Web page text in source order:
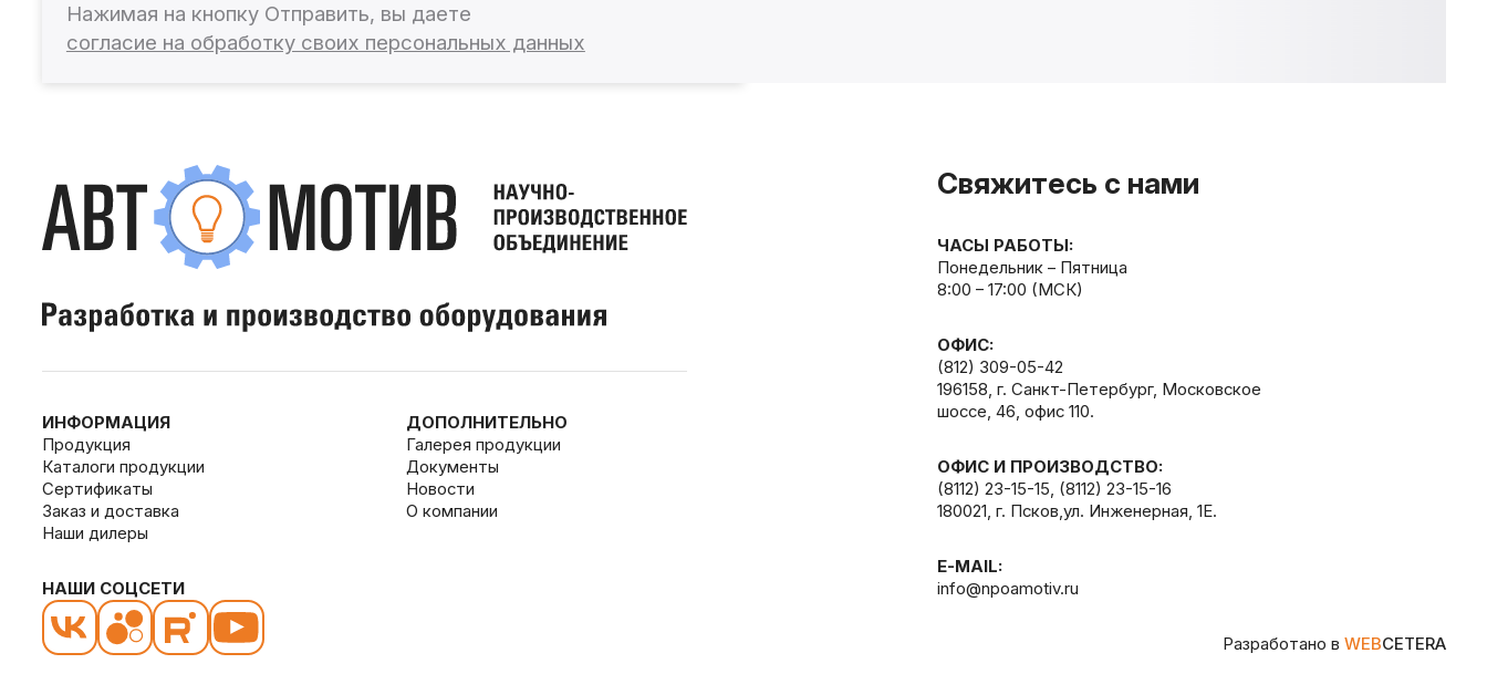
Нажимая на кнопку Отправить, вы даете
согласие на обработку своих персональных данных
ИНФОРМАЦИЯ
Продукция
Каталоги продукции
Сертификаты
Заказ и доставка
Наши дилеры
ДОПОЛНИТЕЛЬНО
Галерея продукции
Документы
Новости
О компании
НАШИ СОЦСЕТИ
Свяжитесь с нами
ЧАСЫ РАБОТЫ:
Понедельник – Пятница
8:00 – 17:00 (МСК)
ОФИС:
(812) 309-05-42
196158, г. Санкт-Петербург, Московское
шоссе, 46, офис 110.
ОФИС И ПРОИЗВОДСТВО:
(8112) 23-15-15, (8112) 23-15-16
180021, г. Псков,ул. Инженерная, 1Е.
E-MAIL:
info@npoamotiv.ru
Разработано в WEBCETERA